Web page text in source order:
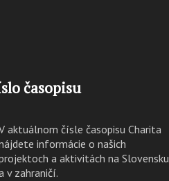
časopisu
aktuálnom čísle časopisu Charita
informácie o našich
a aktivitách na Slovensku
v zahraničí.